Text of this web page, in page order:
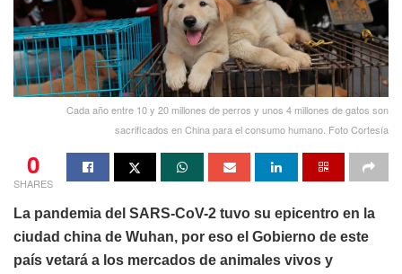
Cada año entre 10 y 20 millones de perros y unos 4 millones de gatos son
sacrificados en China para el consumo humano. Foto Cortesía
0
SHARES
La pandemia del SARS-CoV-2 tuvo su epicentro en la
ciudad china de Wuhan, por eso el Gobierno de este
país vetará a los mercados de animales vivos y